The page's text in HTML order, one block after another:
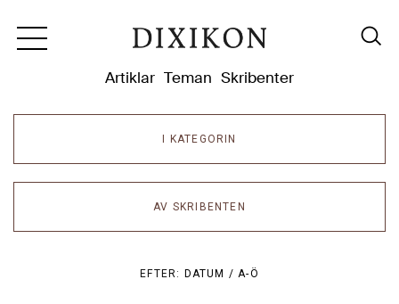
Artiklar Teman Skribenter
I KATEGORIN
AV SKRIBENTEN
EFTER: DATUM /A-Ö